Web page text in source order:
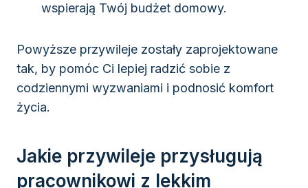
wspierają Twój budżet domowy.
Powyższe przywileje zostały zaprojektowane
tak, by pomóc Ci lepiej radzić sobie z
codziennymi wyzwaniami i podnosić komfort
życia.
Jakie przywileje przysługują
pracownikowi z lekkim